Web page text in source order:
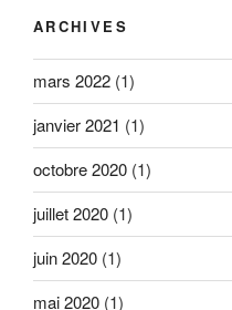
ARCHIVES
mars 2022 (1)
janvier 2021 (1)
octobre 2020 (1)
juillet 2020 (1)
juin 2020 (1)
mai 2020 (1)